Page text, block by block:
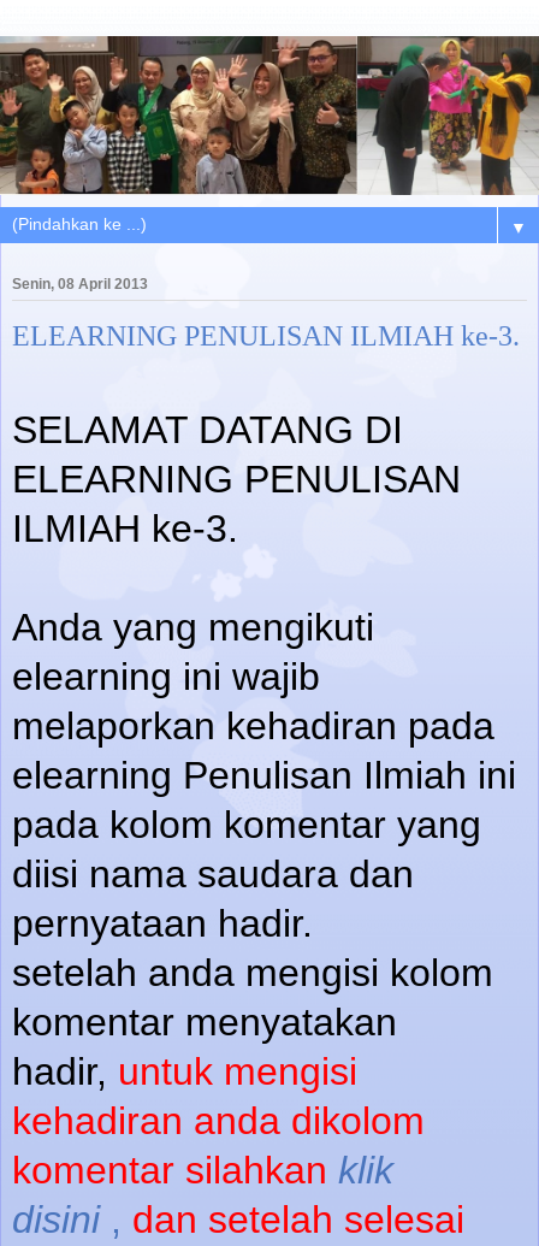
▼
Senin, 08 April 2013
ELEARNING PENULISAN ILMIAH ke-3.
SELAMAT DATANG DI
ELEARNING PENULISAN
ILMIAH ke-3.
Anda yang mengikuti
elearning ini wajib
melaporkan kehadiran pada
elearning Penulisan Ilmiah ini
pada kolom komentar yang
diisi nama saudara dan
pernyataan hadir.
setelah anda mengisi kolom
komentar menyatakan
hadir, untuk mengisi
kehadiran anda dikolom
komentar silahkan klik
disini , dan setelah selesai